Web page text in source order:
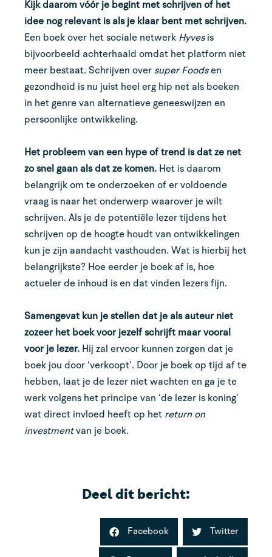
Kijk daarom vóór je begint met schrijven of het
idee nog relevant is als je klaar bent met schrijven.
Een boek over het sociale netwerk Hyvesis
bijvoorbeeld achterhaald omdat het platform niet
meer bestaat. Schrijven over super Foodsen
gezondheid is nu juist heel erg hip net als boeken
in het genre van alternatieve geneeswijzen en
persoonlijke ontwikkeling.
Het probleem van een hype of trend is dat ze net
zo snel gaan als dat ze komen. Het is daarom
belangrijk om te onderzoeken of er voldoende
vraag is naar het onderwerp waarover je wilt
schrijven. Als je de potentiële lezer tijdens het
schrijven op de hoogte houdt van ontwikkelingen
kun je zijn aandacht vasthouden. Wat is hierbij het
belangrijkste? Hoe eerder je boek af is, hoe
actueler de inhoud is en dat vinden lezers fijn.
Samengevat kun je stellen dat je als auteur niet
zozeer het boek voor jezelf schrijft maar vooral
voor je lezer. Hij zal ervoor kunnen zorgen dat je
boek jou door ‘verkoopt’. Door je boek op tijd af te
hebben, laat je de lezer niet wachten en ga je te
werk volgens het principe van ‘de lezer is koning’
wat direct invloed heeft op het return on
investmentvan je boek.
Deel dit bericht:
Facebook Twitter